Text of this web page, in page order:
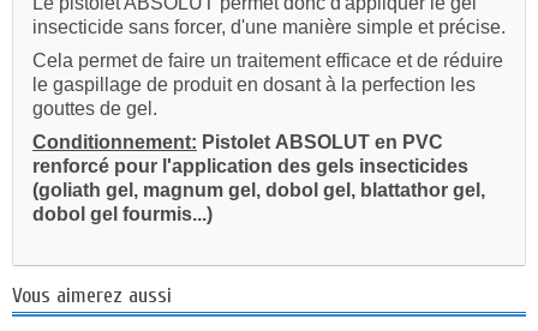
insecticide sans forcer, d'une manière simple et précise.
Cela permet de faire un traitement efficace et de réduire
le gaspillage de produit en dosant à la perfection les
gouttes de gel.
Conditionnement: Pistolet ABSOLUT en PVC
renforcé pour l'application des gels insecticides
(goliath gel, magnum gel, dobol gel, blattathor gel,
dobol gel fourmis...)
Vous aimerez aussi